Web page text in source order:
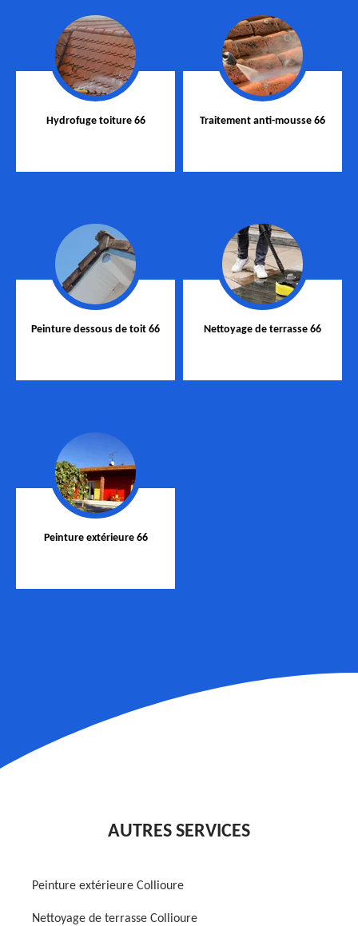
Hydrofuge toiture 66 Traitement anti-mousse 66
Peinture dessous de toit 66 Nettoyage de terrasse 66
Peinture extérieure 66
AUTRES SERVICES
Peinture extérieure Collioure
Nettoyage de terrasse Collioure